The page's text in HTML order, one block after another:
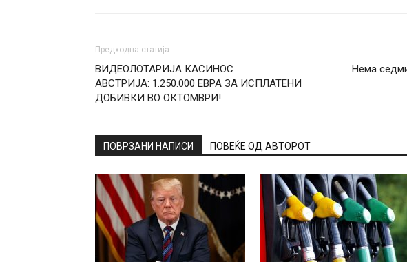
Предходна статија
ВИДЕОЛОТАРИЈА КАСИНОС
АВСТРИЈА: 1.250.000 ЕВРА ЗА ИСПЛАТЕНИ
ДОБИВКИ ВО ОКТОМВРИ!
Нема
ПОВРЗАНИ НАПИСИ ПОВЕЌЕ ОД АВТОРОТ